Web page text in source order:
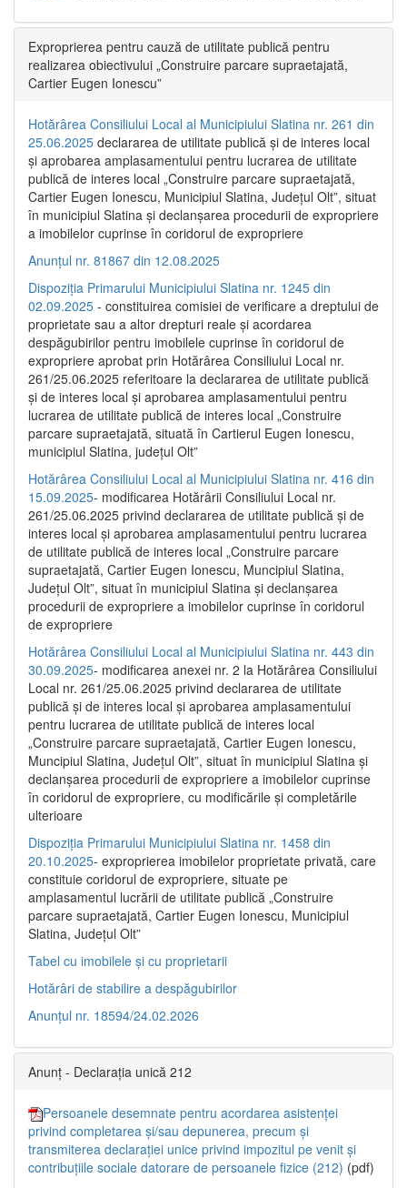
Exproprierea pentru cauză de utilitate publică pentru
realizarea obiectivului „Construire parcare supraetajată,
Cartier Eugen Ionescu”
Hotărârea Consiliului Local al Municipiului Slatina nr. 261 din
25.06.2025 declararea de utilitate publică și de interes local
și aprobarea amplasamentului pentru lucrarea de utilitate
publică de interes local „Construire parcare supraetajată,
Cartier Eugen Ionescu, Municipiul Slatina, Județul Olt”, situat
în municipiul Slatina și declanșarea procedurii de expropriere
a imobilelor cuprinse în coridorul de expropriere
Anunțul nr. 81867 din 12.08.2025
Dispoziția Primarului Municipiului Slatina nr. 1245 din
02.09.2025 - constituirea comisiei de verificare a dreptului de
proprietate sau a altor drepturi reale și acordarea
despăgubirilor pentru imobilele cuprinse în coridorul de
expropriere aprobat prin Hotărârea Consiliului Local nr.
261/25.06.2025 referitoare la declararea de utilitate publică
și de interes local și aprobarea amplasamentului pentru
lucrarea de utilitate publică de interes local „Construire
parcare supraetajată, situată în Cartierul Eugen Ionescu,
municipiul Slatina, județul Olt”
Hotărârea Consiliului Local al Municipiului Slatina nr. 416 din
15.09.2025- modificarea Hotărârii Consiliului Local nr.
261/25.06.2025 privind declararea de utilitate publică și de
interes local și aprobarea amplasamentului pentru lucrarea
de utilitate publică de interes local „Construire parcare
supraetajată, Cartier Eugen Ionescu, Muncipiul Slatina,
Județul Olt”, situat în municipiul Slatina și declanșarea
procedurii de expropriere a imobilelor cuprinse în coridorul
de expropriere
Hotărârea Consiliului Local al Municipiului Slatina nr. 443 din
30.09.2025- modificarea anexei nr. 2 la Hotărârea Consiliului
Local nr. 261/25.06.2025 privind declararea de utilitate
publică şi de interes local şi aprobarea amplasamentului
pentru lucrarea de utilitate publică de interes local
„Construire parcare supraetajată, Cartier Eugen Ionescu,
Muncipiul Slatina, Judeţul Olt”, situat în municipiul Slatina şi
declanşarea procedurii de expropriere a imobilelor cuprinse
în coridorul de expropriere, cu modificările şi completările
ulterioare
Dispoziția Primarului Municipiului Slatina nr. 1458 din
20.10.2025- exproprierea imobilelor proprietate privată, care
constituie coridorul de expropriere, situate pe
amplasamentul lucrării de utilitate publică „Construire
parcare supraetajată, Cartier Eugen Ionescu, Municipiul
Slatina, Județul Olt”
Tabel cu imobilele și cu proprietarii
Hotărâri de stabilire a despăgubirilor
Anunțul nr. 18594/24.02.2026
Anunț - Declarația unică 212
Persoanele desemnate pentru acordarea asistenței
privind completarea și/sau depunerea, precum și
transmiterea declarației unice privind impozitul pe venit și
contribuțiile sociale datorare de persoanele fizice (212) (pdf)